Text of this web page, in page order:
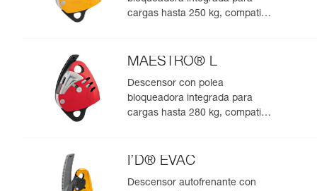
cargas hasta 250 kg, compatible
MAESTRO® L
Descensor con polea
bloqueadora integrada para
cargas hasta 280 kg, compatible
I’D® EVAC
Descensor autofrenante con